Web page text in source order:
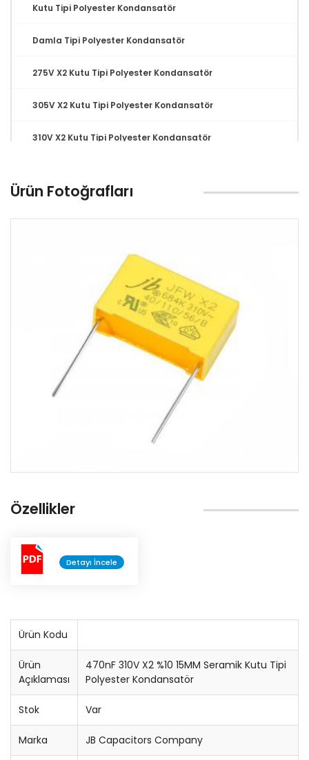
Kutu Tipi Polyester Kondansatör
Damla Tipi Polyester Kondansatör
275V X2 Kutu Tipi Polyester Kondansatör
305V X2 Kutu Tipi Polyester Kondansatör
310V X2 Kutu Tipi Polyester Kondansatör
Tantal Kondansatör
Seramik Kondansatör
Entegre
Konnektör
Entegre Soketi
Trimpot
Ürün Fotoğrafları
Özellikler
Detayı İncele
Ürün Kodu
Ürün
Açıklaması
470nF 310V X2 %10 15MM Seramik Kutu Tipi
Polyester Kondansatör
Stok Var
Marka JB Capacitors Company